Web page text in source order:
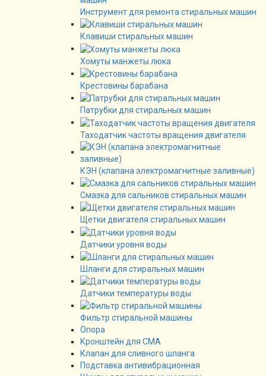
Инструмент для ремонта стиральных машин
Клавиши стиральных машин
Хомуты манжеты люка
Крестовины барабана
Патрубки для стиральных машин
Таходатчик частоты вращения двигателя
КЭН (клапана электромагнитные заливные)
Смазка для сальников стиральных машин
Щетки двигателя стиральных машин
Датчики уровня воды
Шланги для стиральных машин
Датчики температуры воды
Фильтр стиральной машины
Опора
Кронштейн для СМА
Клапан для сливного шланга
Подставка антивибрационная